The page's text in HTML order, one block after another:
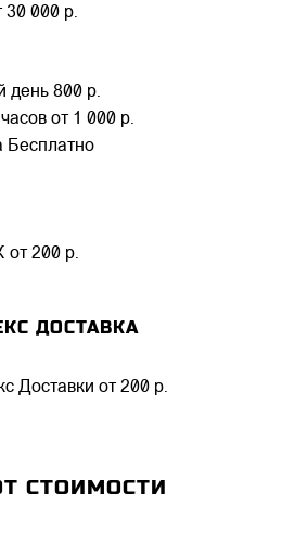
30 000 р.
день 800 р.
от 1 000 р.
Бесплатно
от 200 р.
ДОСТАВКА
Доставки от 200 р.
СТОИМОСТИ